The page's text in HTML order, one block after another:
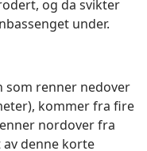
og da svikter
under.
som renner nedover
kommer fra fire
nordover fra
denne korte